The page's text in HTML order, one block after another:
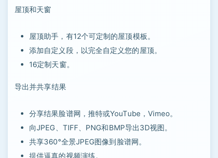
屋顶和天窗
屋顶助手，有12个可定制的屋顶模板。
添加自定义段，以完全自定义您的屋顶。
16定制天窗。
导出并共享结果
分享结果脸谱网，推特或YouTube，Vimeo。
向JPEG、TIFF、PNG和BMP导出3D视图。
共享360°全景JPEG图像到脸谱网。
提供逼真的视频演练。